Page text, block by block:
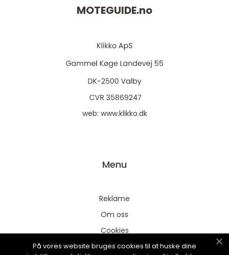
MOTEGUIDE.no
web: www.klikko.dk
Menu
Reklame
Om oss
Cookies
Kontakt Oss
På vores website bruges cookies til at huske dine